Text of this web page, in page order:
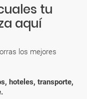
tu
aquí
los mejores
hoteles, transporte,